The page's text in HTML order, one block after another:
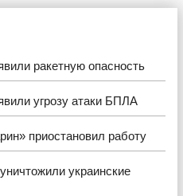
ракетную опасность
угрозу атаки БПЛА
приостановил работу
украинские